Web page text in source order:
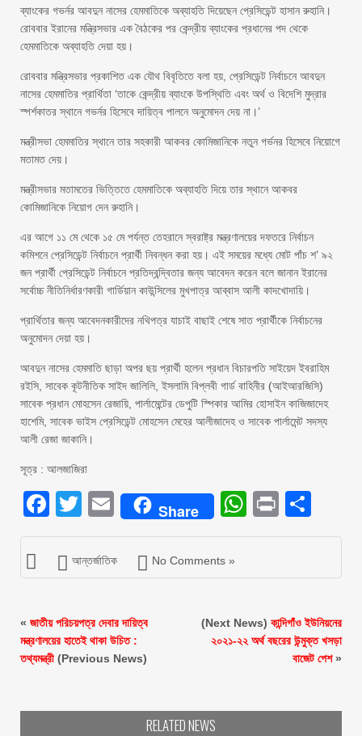
ব্যাংকের গভর্নর আবদুন নাসের হেমমাতিকে অব্যাহতি দিয়েছেন প্রেসিডেন্ট হাসান রুহানি।
রোববার ইরানের মন্ত্রিসভার এক বৈঠকের পর কেন্দ্রীয় ব্যাংকের প্রধানের পদ থেকে
হেমমাতিকে অব্যাহতি দেয়া হয়।
রোববার মন্ত্রিসভার প্রকাশিত এক যৌথ বিবৃতিতে বলা হয়, প্রেসিডেন্ট নির্বাচনে আবদুন
নাসের হেমমাতির প্রার্থিতা ‘তাকে কেন্দ্রীয় ব্যাংকে উপস্থিতি এবং অর্থ ও বিদেশি মুদ্রার
স্পর্শকাতর স্থানে গভর্নর হিসেবে দায়িত্ব পালনে অনুমোদন দেয় না।’
মন্ত্রীসভা হেমমাতির স্থানে তার সহকারী আকবর কোমিজানিকে নতুন গর্ভনর হিসেবে নিয়োগে
মতামত দেয়।
মন্ত্রীসভার মতামতের ভিত্তিতে হেমমাতিকে অব্যাহতি দিয়ে তার স্থানে আকবর
কোমিজানিকে নিয়োগ দেন রুহানি।
এর আগে ১১ মে থেকে ১৫ মে পর্যন্ত তেহরানে স্বরাষ্ট্র মন্ত্রণালয়ের দফতরে নির্বাচন
কমিশনে প্রেসিডেন্ট নির্বাচনে প্রার্থী নিবন্ধন করা হয়। এই সময়ের মধ্যে মোট পাঁচ শ’ ৯২
জন প্রার্থী প্রেসিডেন্ট নির্বাচনে প্রতিদ্বন্দ্বিতার জন্য আবেদন করেন বলে জানান ইরানের
সর্বোচ্চ নীতিনির্ধারণকারী গার্ডিয়ান কাউন্সিলের মুখপাত্র আব্বাস আলী কাদখোদায়ি।
প্রার্থিতার জন্য আবেদনকারীদের নথিপত্র যাচাই বাছাই শেষে সাত প্রার্থীকে নির্বাচনের
অনুমোদন দেয়া হয়।
আবদুন নাসের হেমমাতি ছাড়া অপর ছয় প্রার্থী হলেন প্রধান বিচারপতি সাইয়েদ ইবরাহিম
রইসি, সাবেক কূটনীতিক সাইদ জালিলি, ইসলামি বিপ্লবী গার্ড বাহিনীর (আইআরজিসি)
সাবেক প্রধান মোহসেন রেজায়ি, পার্লামেন্টের ডেপুটি স্পিকার আমির হোসাইন কাজিজাদেহ
হাশেমি, সাবেক ভাইস প্রেসিডেন্ট মোহসেন মেহের আলীজাদেহ ও সাবেক পার্লামেন্ট সদস্য
আলী রেজা জাকানি।
সূত্র : আলজাজিরা
Facebook
Twitter
EmailShare Print
আন্তর্জাতিক No Comments »
« জাতীয় পরিচয়পত্র দেবার দায়িত্ব
মন্ত্রণালয়ের হাতেই থাকা উচিত :
তথ্যমন্ত্রী (Previous News)
(Next News) কান্দিগাঁও ইউনিয়নের
২০২১-২২ অর্থ বছরের উন্মুক্ত খসড়া
বাজেট পেশ»
RELATED NEWS